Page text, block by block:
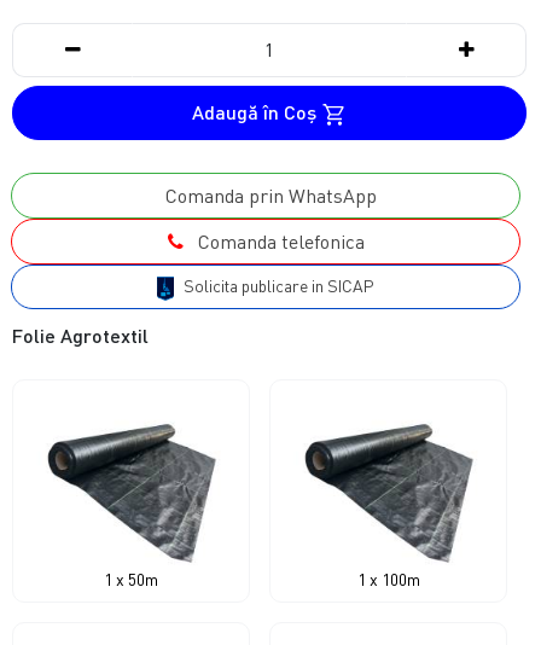
Adaugă în Coş
Comanda prin WhatsApp
Comanda telefonica
Solicita publicare in SICAP
Folie Agrotextil
1 x 50m 1 x 100m